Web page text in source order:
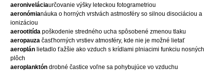
aeroniveláciaurčovanie výšky leteckou fotogrametriou
aeronómianáuka o horných vrstvách astmosféry so silnou disociáciou a
ionizáciou
aerootitída poškodenie stredného ucha spôsobené zmenou tlaku
aeropauza časťhorných vrstiev atmosféry, kde nie je možné lietať
aeroplán lietadlo ťažšie ako vzduch s krídlami plniacimi funkciu nosných
plôch
aeroplanktón drobné častice voľne sa pohybujúce vo vzduchu